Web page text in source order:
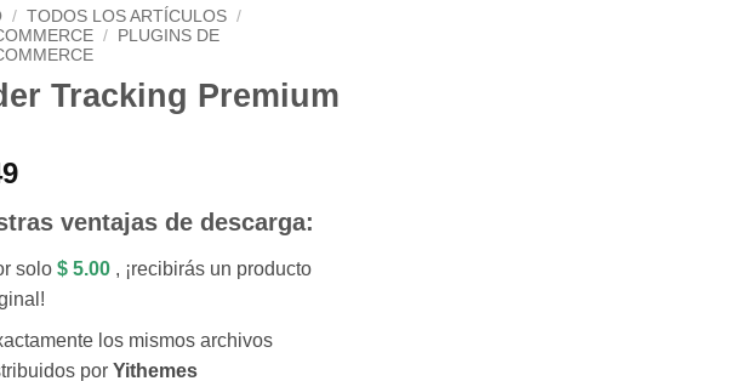
/ TODOS LOS ARTÍCULOS /
/
PLUGINS DE
Tracking Premium
ventajas de descarga:
solo $ 5.00, ¡recibirás un producto
los mismos archivos
por Yithemes